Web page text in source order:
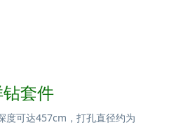
套件
度可达457cm，打孔直径约为